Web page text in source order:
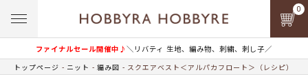
ファイナルセール開催中♪＼リバティ 生地、編み物、刺繍、刺し子／
0
トップページ ニット 編み図 スクエアベスト＜アルパカフロート＞（レシピ）